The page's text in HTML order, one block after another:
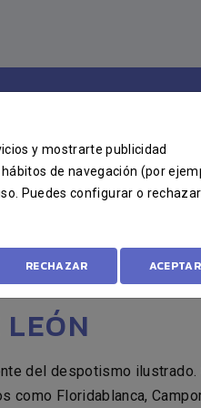
del despotismo ilustrado.
Floridablanca,
y mostrarte publicidad
de navegación (por
Puedes configurar o
RECHAZAR ACEPTAR